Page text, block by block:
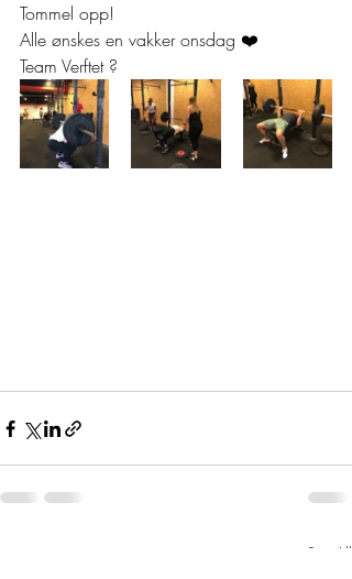
Tommel opp!
Alle ønskes en vakker onsdag ❤️
Team Verftet ?
See All